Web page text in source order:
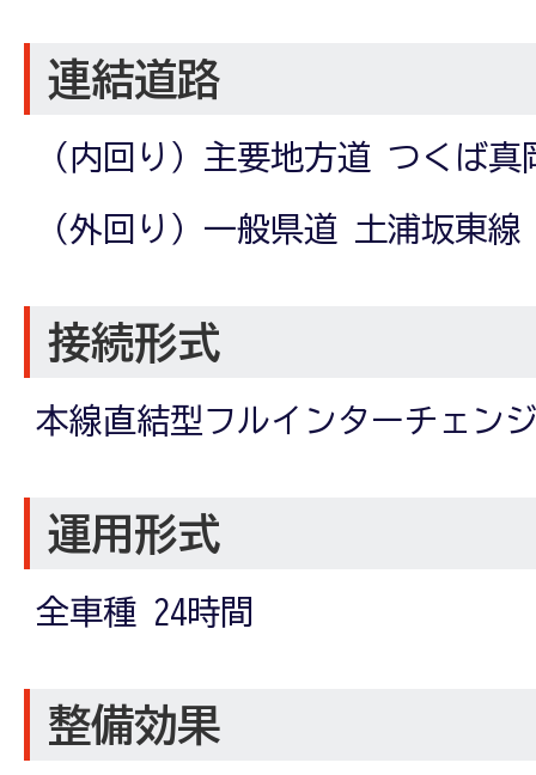
連結道路
（内回り）主要地方道 つくば真
（外回り）一般県道 土浦坂東線
接続形式
本線直結型フルインターチェン
運用形式
全車種 24時間
整備効果